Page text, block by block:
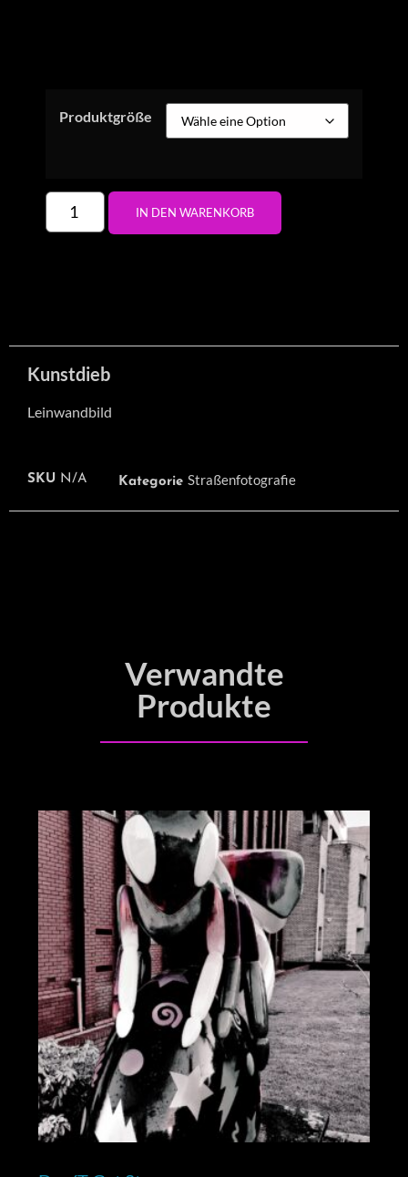
Produktgröße
IN DEN WARENKORB
Kunstdieb
Leinwandbild
SKU N/A Kategorie Straßenfotografie
Verwandte
Produkte